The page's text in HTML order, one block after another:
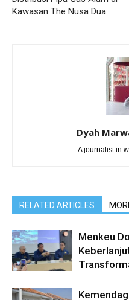
Kawasan The Nusa Dua
Dyah
A journalist in
RELATED ARTICLES
Menkeu